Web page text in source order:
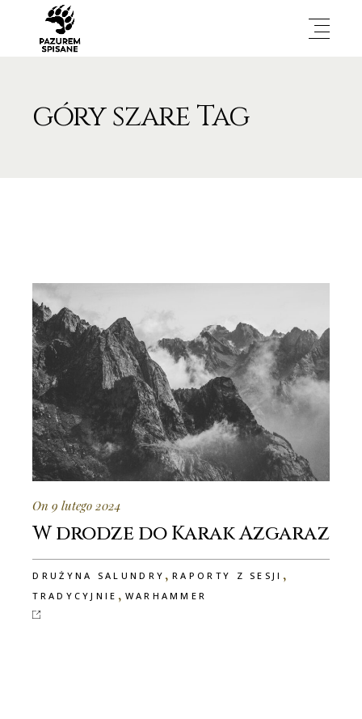
góry szare Tag
On 9 lutego 2024
W drodze do Karak Azgaraz
DRUŻYNA SALUNDRY ,RAPORTY Z SESJI ,
TRADYCYJNIE , WARHAMMER